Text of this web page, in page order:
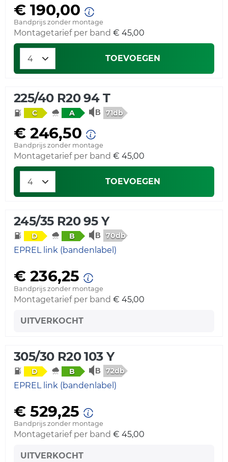
€ 190,00
Bandprijs zonder montage
Montagetarief per band € 45,00
TOEVOEGEN
225/40 R20 94 T
C A 71db
€ 246,50
Bandprijs zonder montage
Montagetarief per band € 45,00
TOEVOEGEN
245/35 R20 95 Y
D B 70db
EPREL link (bandenlabel)
€ 236,25
Bandprijs zonder montage
Montagetarief per band € 45,00
UITVERKOCHT
305/30 R20 103 Y
D B 72db
EPREL link (bandenlabel)
€ 529,25
Bandprijs zonder montage
Montagetarief per band € 45,00
UITVERKOCHT